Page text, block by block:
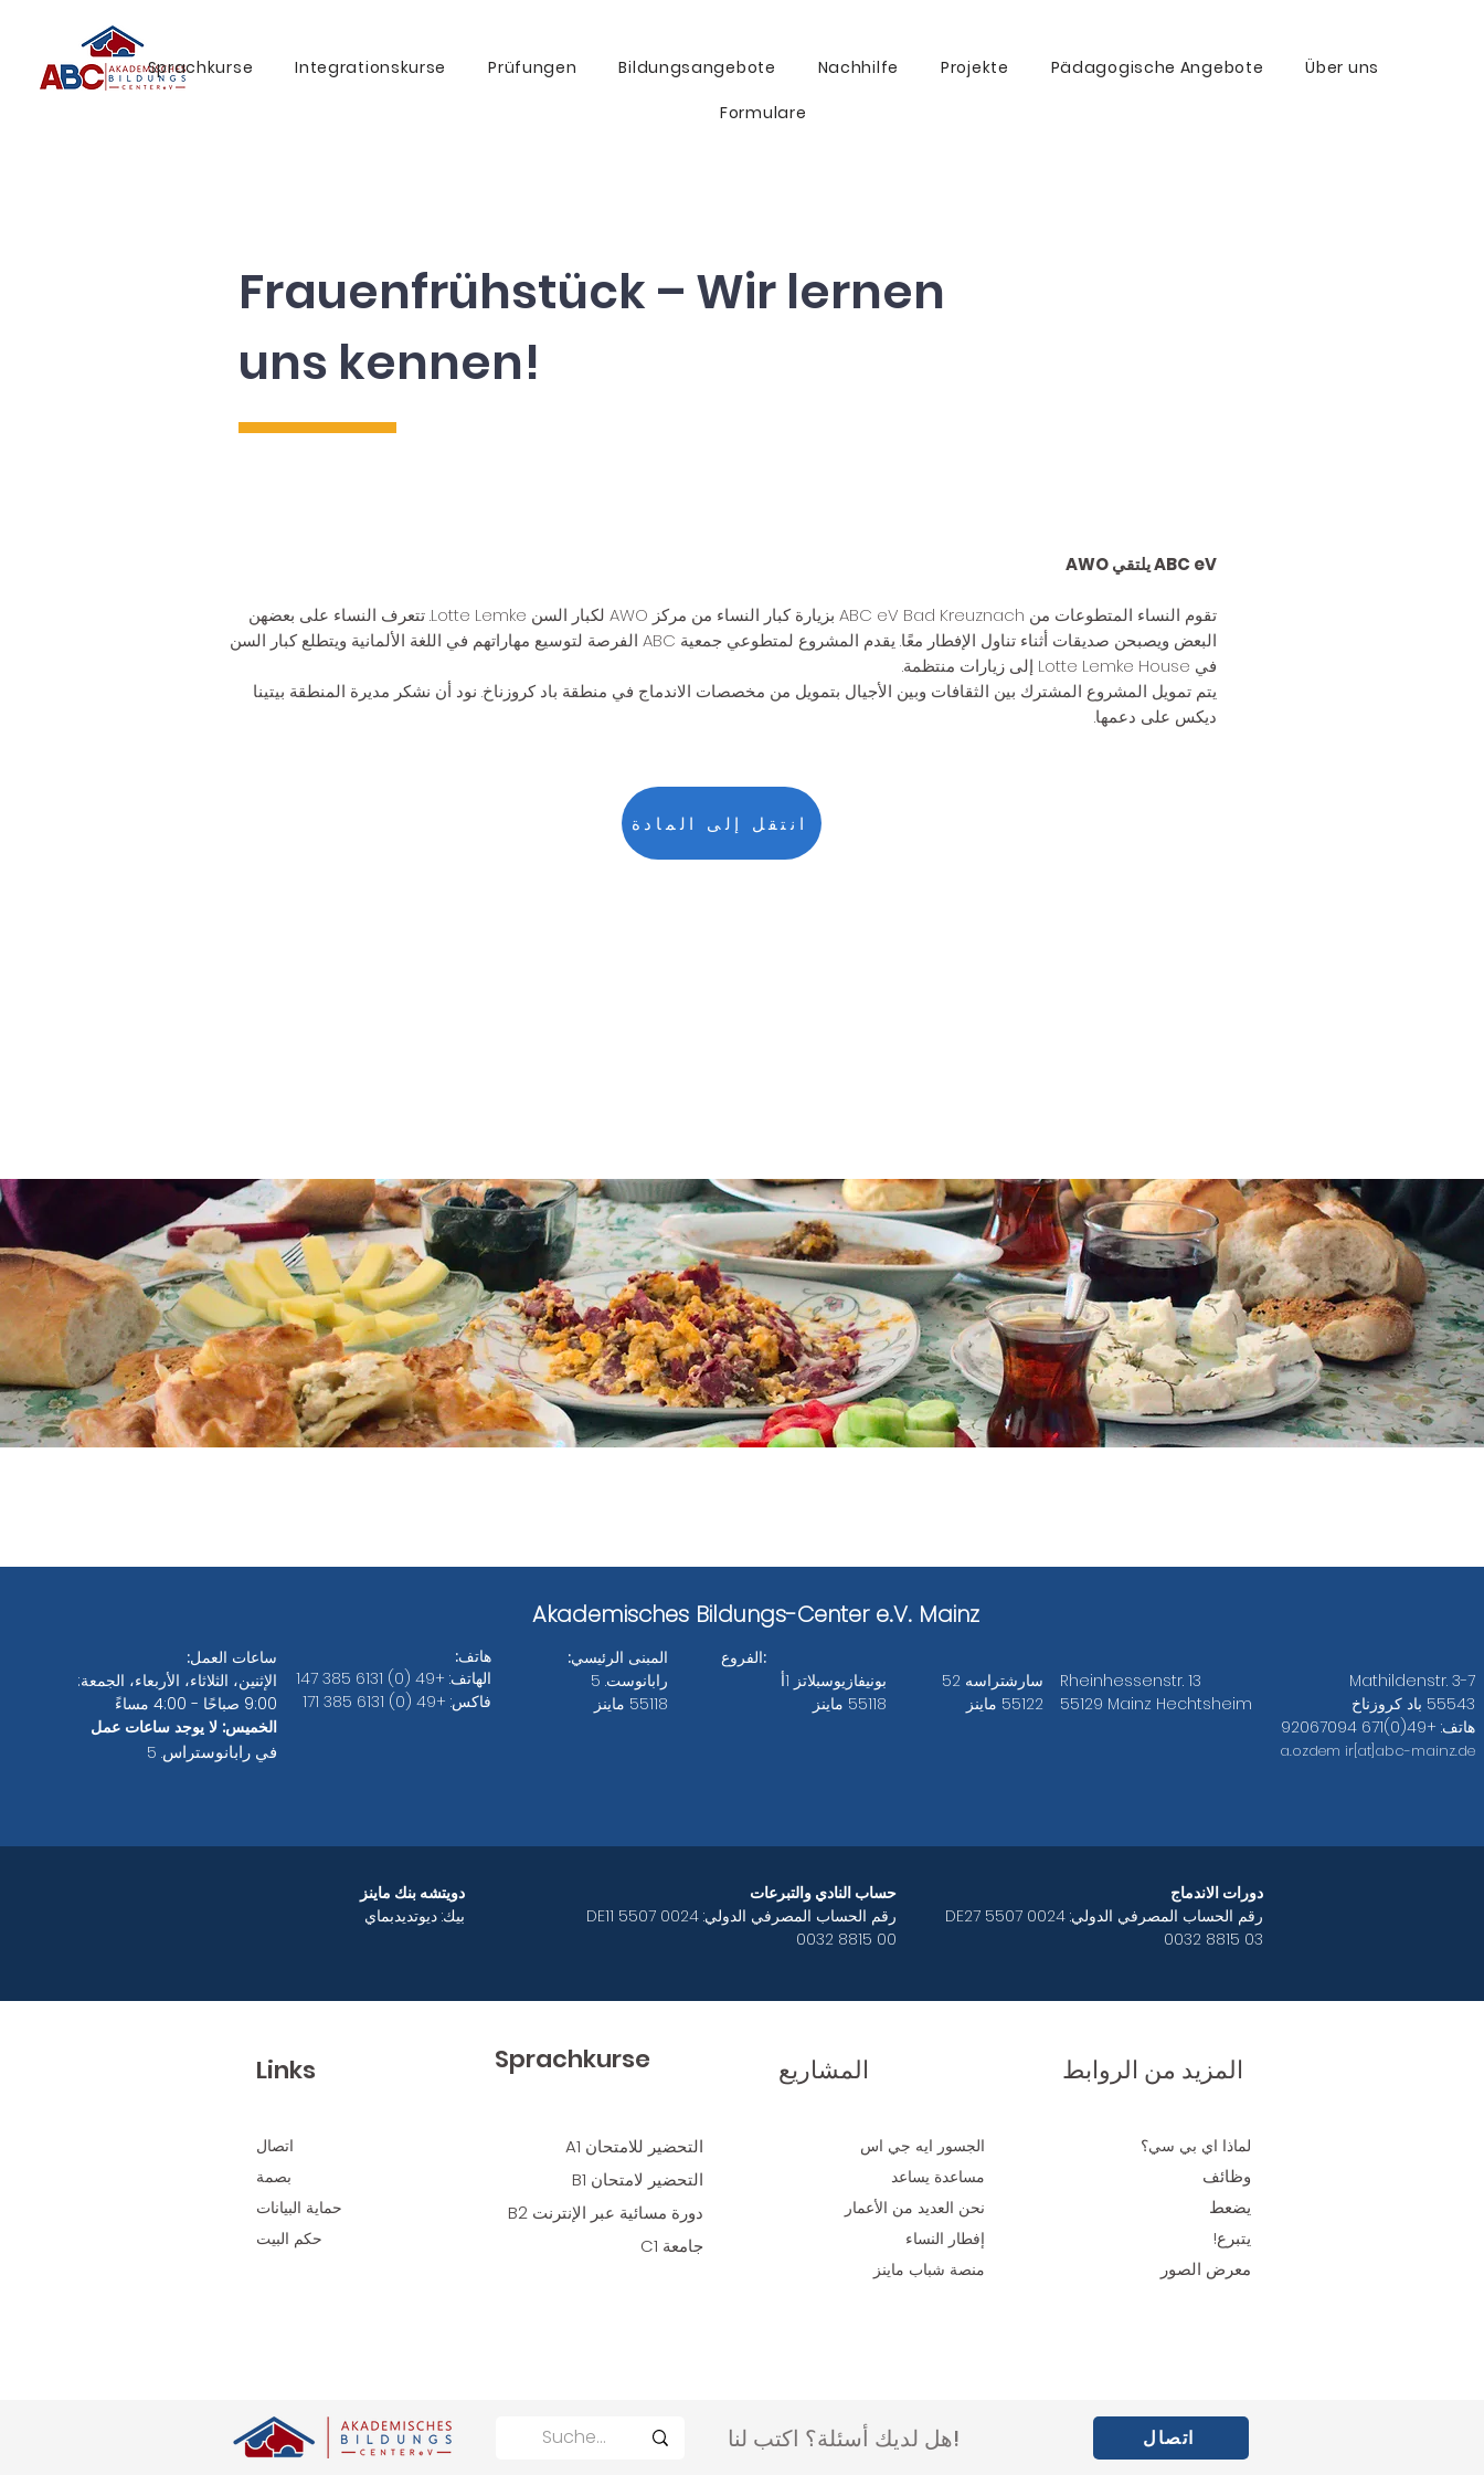
Sprachkurse Integrationskurse Prüfungen Bildungsangebote Nachhilfe Projekte Pädagogische Angebote Über uns
Formulare
Frauenfrühstück – Wir lernen
uns kennen!
ABC eV يلتقي AWO
تقوم النساء المتطوعات من ABC eV Bad Kreuznach بزيارة كبار النساء من مركز AWO لكبار السن Lotte Lemke. تتعرف النساء على بعضهن
البعض ويصبحن صديقات أثناء تناول الإفطار معًا. يقدم المشروع لمتطوعي جمعية ABC الفرصة لتوسيع مهاراتهم في اللغة الألمانية ويتطلع كبار السن
في Lotte Lemke House إلى زيارات منتظمة.
يتم تمويل المشروع المشترك بين الثقافات وبين الأجيال بتمويل من مخصصات الاندماج في منطقة باد كروزناخ. نود أن نشكر مديرة المنطقة بيتينا
ديكس على دعمها.
انتقل إلى المادة
Akademisches Bildungs-Center e.V. Mainz
ساعات العمل:
الإثنين، الثلاثاء، الأربعاء، الجمعة:
9:00 صباحًا - 4:00 مساءً
الخميس: لا يوجد ساعات عمل
في رابانوستراس. 5
هاتف:
الهاتف: +49 (0) 6131 385 147
فاكس: +49 (0) 6131 385 171
المبنى الرئيسي:
رابانوست. 5
55118 ماينز
الفروع:
سارشتراسه 52
55122 ماينز
بونيفازيوسبلاتز 1أ
55118 ماينز
Rheinhessenstr. 13
55129 Mainz Hechtsheim
Mathildenstr. 3-7
55543 باد كروزناخ
هاتف: +49(0)671 92067094
a.ozdem ir[at]abc-mainz.de
دويتشه بنك ماينز
بيك: ديوتديدبماي
حساب النادي والتبرعات
رقم الحساب المصرفي الدولي: DE11 5507 0024
0032 8815 00
دورات الاندماج
رقم الحساب المصرفي الدولي: DE27 5507 0024
0032 8815 03
Links
اتصال
بصمة
حماية البيانات
حكم البيت
Sprachkurse
التحضير للامتحان A1
التحضير لامتحان B1
دورة مسائية عبر الإنترنت B2
جامعة C1
المشاريع
الجسور ايه جي اس
مساعدة يساعد
نحن العديد من الأعمار
إفطار النساء
منصة شباب ماينز
المزيد من الروابط
لماذا اي بي سي؟
وظائف
يضعط
يتبرع!
معرض الصور
هل لديك أسئلة؟ اكتب لنا! اتصال